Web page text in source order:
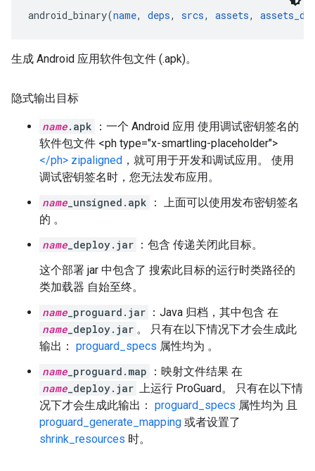
android_binary(name, deps, srcs, assets,
生成 Android 应用软件包文件 (.apk)。
隐式输出目标
name.apk
：一个 Android 应用 使用调试密钥签名的
软件包文件 <ph type="x-smartling-placeholder">
</ph> zipaligned ，就可用于开发和调试应用。 使用
调试密钥签名时，您无法发布应用。
name _unsigned.apk
： 上面可以使用发布密钥签名
的 。
name _deploy.jar ：包含 传递关闭此目标。
这个部署 jar 中包含了 搜索此目标的运行时类路径的
类加载器 自始至终。
name _proguard.jar ：Java 归档，其中包含 在
name _deploy.jar 。 只有在以下情况下才会生成此
输出： proguard_specs 属性均为 。
name _proguard.map
：映射文件结果 在
name _deploy.jar 上运行 ProGuard。 只有在以下情
况下才会生成此输出： proguard_specs 属性均为 且
proguard_generate_mapping 或者设置了
shrink_resources 时。